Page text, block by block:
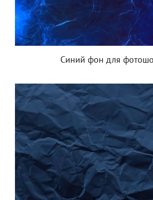
Синий фон для